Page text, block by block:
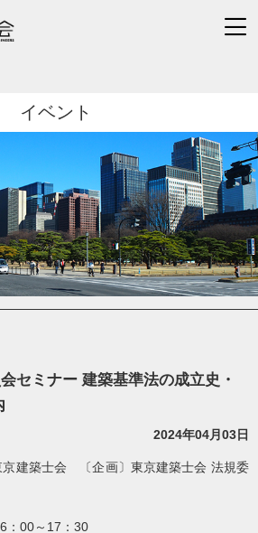
イベント
セミナー 建築基準法の成立史・
2024年04月03日
京建築士会 〔企画〕東京建築士会 法規委
：00～17：30